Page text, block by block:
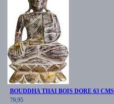
BOUDDHA THAI BOIS DORE 63 CMS
79,95